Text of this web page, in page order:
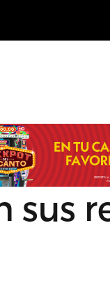
sus